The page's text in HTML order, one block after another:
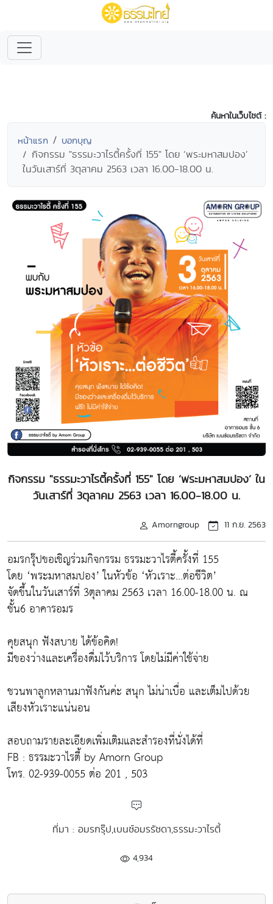
ค้นหาในเว็บไซต์ :
หน้าแรก บอกบุญ
กิจกรรม "ธรรมะวาไรตี้ครั้งที่ 155" โดย ‘พระมหาสมปอง’
ในวันเสาร์ที่ 3ตุลาคม 2563 เวลา 16.00-18.00 น.
กิจกรรม "ธรรมะวาไรตี้ครั้งที่ 155" โดย ‘พระมหาสมปอง’ ใน
วันเสาร์ที่ 3ตุลาคม 2563 เวลา 16.00-18.00 น.
Amorngroup 11 ก.ย. 2563
อมรกรุ๊ปขอเชิญร่วมกิจกรรม ธรรมะวาไรตี้ครั้งที่ 155
โดย ‘พระมหาสมปอง’ ในหัวข้อ ‘หัวเราะ...ต่อชีวิต’
จัดขึ้นในวันเสาร์ที่ 3ตุลาคม 2563 เวลา 16.00-18.00 น. ณ
ชั้น6 อาคารอมร
คุยสนุก ฟังสบาย ได้ข้อคิด!
มีของว่างและเครื่องดื่มไว้บริการ โดยไม่มีค่าใช้จ่าย
ชวนพาลูกหลานมาฟังกันค่ะ สนุก ไม่น่าเบื่อ และเต็มไปด้วย
เสียงหัวเราะแน่นอน
สอบถามรายละเอียดเพิ่มเติมและสำรองที่นั่งได้ที่
FB : ธรรมะวาไรตี้ by Amorn Group
โทร. 02-939-0055 ต่อ 201 , 503
ที่มา : อมรกรุ๊ป,เบนซ์อมรรัชดา,ธรรมะวาไรตี้
4,934